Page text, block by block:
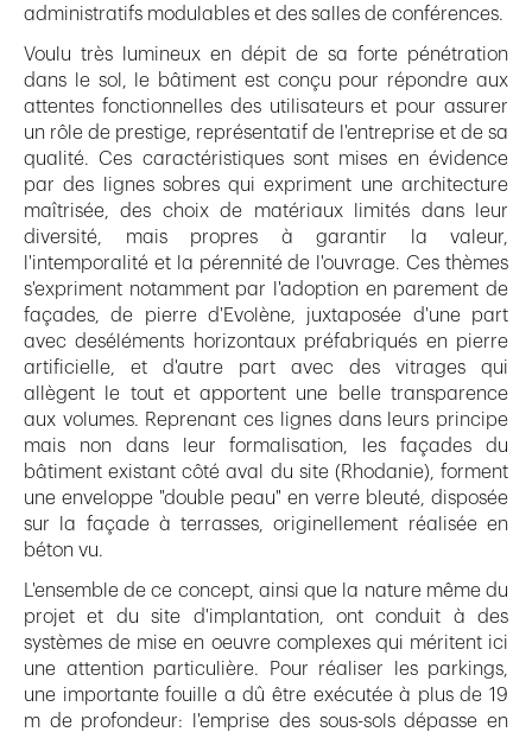
administratifs modulables et des salles de conférences.
Voulu très lumineux en dépit de sa forte pénétration
dans le sol, le bâtiment est conçu pour répondre aux
attentes fonctionnelles des utilisateurs et pour assurer
un rôle de prestige, représentatif de l'entreprise et de sa
qualité. Ces caractéristiques sont mises en évidence
par des lignes sobres qui expriment une architecture
maîtrisée, des choix de matériaux limités dans leur
diversité, mais propres à garantir la valeur,
l'intemporalité et la pérennité de l'ouvrage. Ces thèmes
s'expriment notamment par l'adoption en parement de
façades, de pierre d'Evolène, juxtaposée d'une part
avec deséléments horizontaux préfabriqués en pierre
artificielle, et d'autre part avec des vitrages qui
allègent le tout et apportent une belle transparence
aux volumes. Reprenant ces lignes dans leurs principe
mais non dans leur formalisation, les façades du
bâtiment existant côté aval du site (Rhodanie), forment
une enveloppe "double peau" en verre bleuté, disposée
sur la façade à terrasses, originellement réalisée en
béton vu.
L'ensemble de ce concept, ainsi que la nature même du
projet et du site d'implantation, ont conduit à des
systèmes de mise en oeuvre complexes qui méritent ici
une attention particulière. Pour réaliser les parkings,
une importante fouille a dû être exécutée à plus de 19
m de profondeur: l'emprise des sous-sols dépasse en